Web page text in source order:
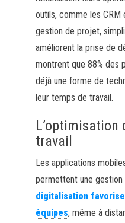
outils, comme les
gestion de projet,
améliorent la prise de
montrent que 88% des
déjà une forme de
leur temps de travail.
L’optimisation
travail
Les applications
permettent une
digitalisation
équipes, même à